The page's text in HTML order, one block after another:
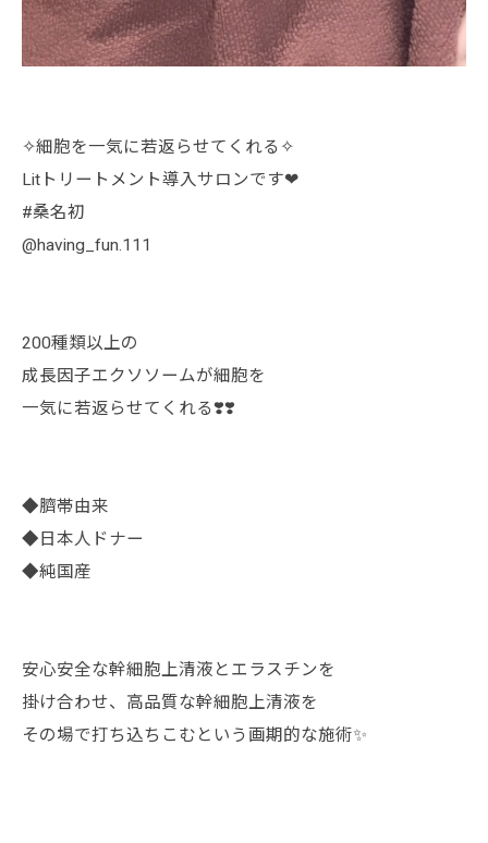
✧︎細胞を一気に若返らせてくれる✧︎
Litトリートメント導入サロンです❤︎
#桑名初
@having_fun.111
200種類以上の
成長因子エクソソームが細胞を
一気に若返らせてくれる❣️❣️
◆臍帯由来
◆日本人ドナー
◆純国産
安心安全な幹細胞上清液とエラスチンを
掛け合わせ、高品質な幹細胞上清液を
その場で打ち込ちこむという画期的な施術✨